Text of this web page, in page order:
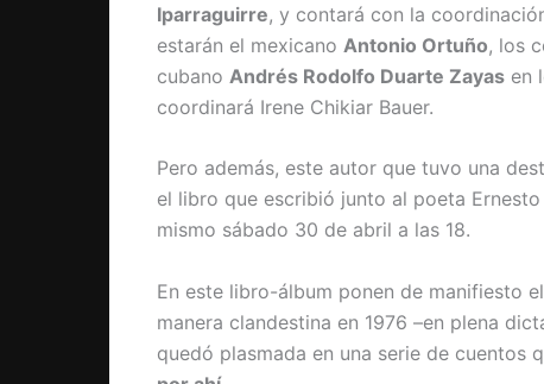
Iparraguirre, y contará con la
estarán el mexicano Antonio Ortuño, los
cubano Andrés Rodolfo Duarte Zayas en
coordinará Irene Chikiar Bauer.
Pero además, este autor que tuvo una
el libro que escribió junto al poeta
mismo sábado 30 de abril a las 18.
En este libro-álbum ponen de manifiesto
manera clandestina en 1976 –en plena
quedó plasmada en una serie de cuentos